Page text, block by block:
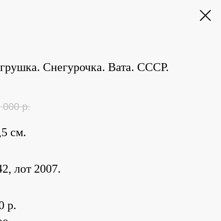
Снегурочка. Вата. СССР.
000 р.
см.
лот 2007.
р.